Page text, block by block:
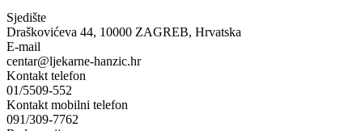
Sjedište
Draškovićeva 44, 10000 ZAGREB, Hrvatska
E-mail
centar@ljekarne-hanzic.hr
Kontakt telefon
01/5509-552
Kontakt mobilni telefon
091/309-7762